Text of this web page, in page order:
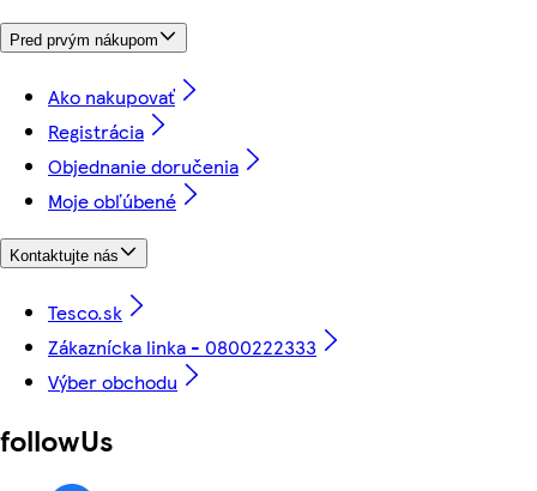
Pred prvým nákupom
Ako nakupovať
Registrácia
Objednanie doručenia
Moje obľúbené
Kontaktujte nás
Tesco.sk
Zákaznícka linka - 0800222333
Výber obchodu
followUs